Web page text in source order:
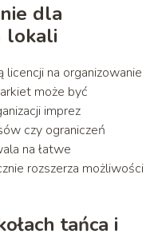
dla
lokali
na organizowanie
może być
imprez
czy ograniczeń
na łatwe
rozszerza możliwości
tańca i